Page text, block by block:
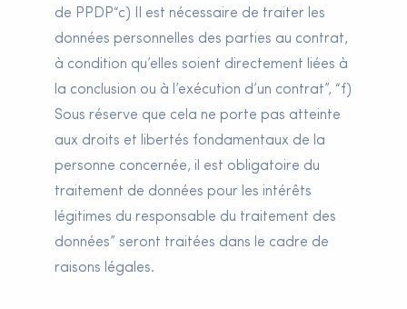
de PPDP“c) Il est nécessaire de traiter les
données personnelles des parties au contrat,
à condition qu’elles soient directement liées à
la conclusion ou à l’exécution d’un contrat”, “f)
Sous réserve que cela ne porte pas atteinte
aux droits et libertés fondamentaux de la
personne concernée, il est obligatoire du
traitement de données pour les intérêts
légitimes du responsable du traitement des
données” seront traitées dans le cadre de
raisons légales.